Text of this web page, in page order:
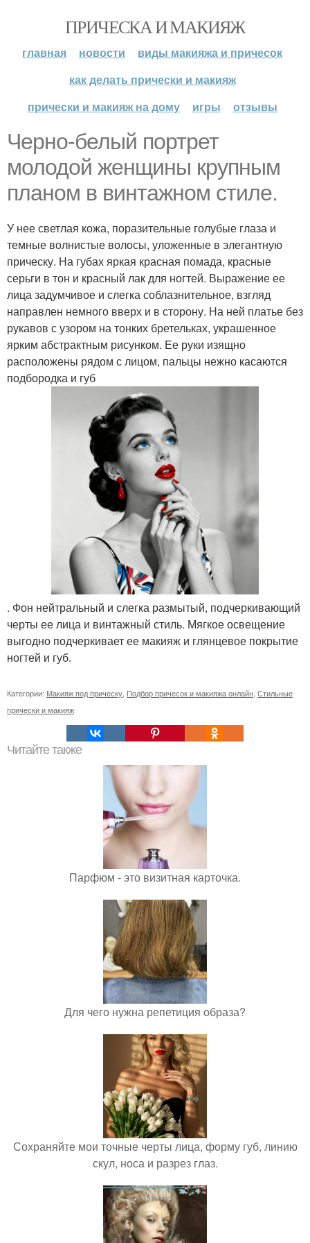
ПРИЧЕСКА И МАКИЯЖ
главная новости
виды макияжа и причесок
как делать прически и макияж
прически и макияж на дому
игры отзывы
Черно-белый портрет
молодой женщины крупным
планом в винтажном стиле.
У нее светлая кожа, поразительные голубые глаза и
темные волнистые волосы, уложенные в элегантную
прическу. На губах яркая красная помада, красные
серьги в тон и красный лак для ногтей. Выражение ее
лица задумчивое и слегка соблазнительное, взгляд
направлен немного вверх и в сторону. На ней платье без
рукавов с узором на тонких бретельках, украшенное
ярким абстрактным рисунком. Ее руки изящно
расположены рядом с лицом, пальцы нежно касаются
подбородка и губ
. Фон нейтральный и слегка размытый, подчеркивающий
черты ее лица и винтажный стиль. Мягкое освещение
выгодно подчеркивает ее макияж и глянцевое покрытие
ногтей и губ.
Категории: Макияж под прическу Подбор причесок и макияжа онлайн Стильные
прически и макияж
Читайте также
Парфюм - это визитная карточка.
Для чего нужна репетиция образа?
Сохраняйте мои точные черты лица, форму губ, линию
скул, носа и разрез глаз.